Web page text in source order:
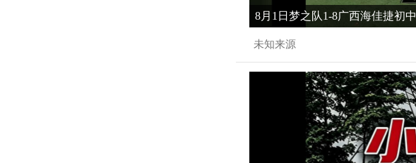
8月1日梦之队1-8广西海佳捷初中
未知来源